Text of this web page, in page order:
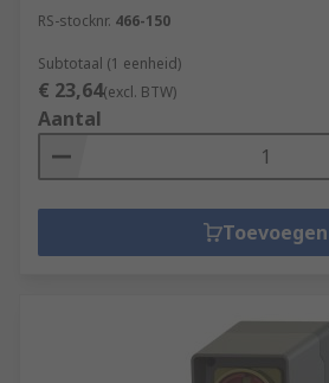
RS-stocknr. 466-150
Subtotaal (1 eenheid)
€ 23,64(excl. BTW)
Aantal
Toevoegen